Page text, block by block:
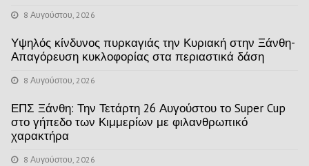
8 Αυγούστου, 2026
Υψηλός κίνδυνος πυρκαγιάς την Κυριακή στην Ξάνθη-
Απαγόρευση κυκλοφορίας στα περιαστικά δάση
8 Αυγούστου, 2026
ΕΠΣ Ξάνθη: Την Τετάρτη 26 Αυγούστου το Super Cup
στο γήπεδο των Κιμμερίων με φιλανθρωπικό
χαρακτήρα
8 Αυγούστου, 2026